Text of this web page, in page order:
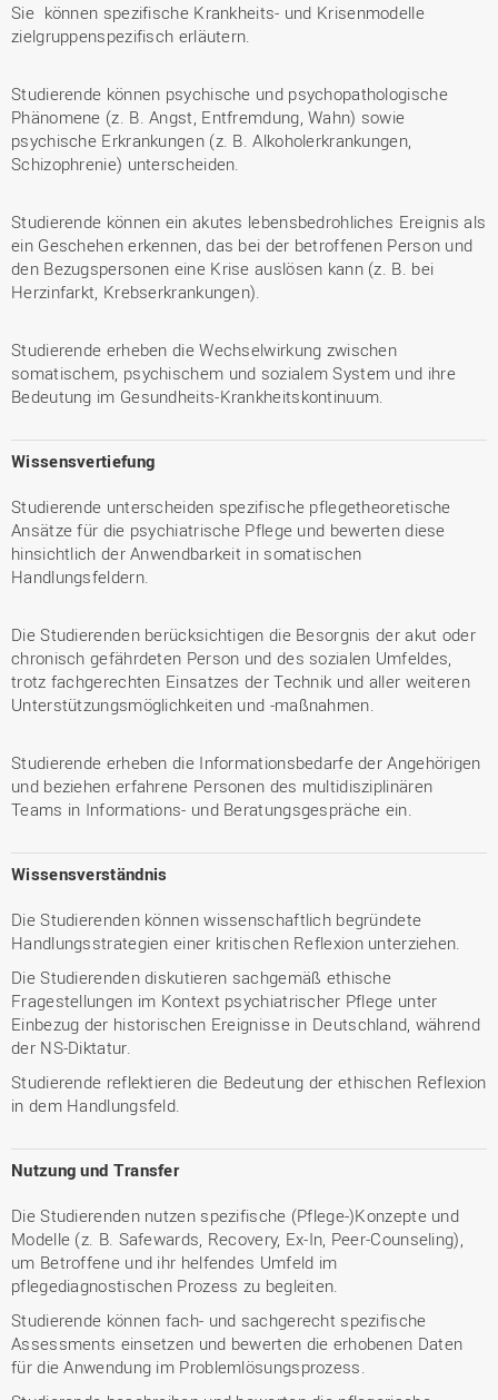
Sie können spezifische Krankheits- und Krisenmodelle
zielgruppenspezifisch erläutern.
Studierende können psychische und psychopathologische
Phänomene (z. B. Angst, Entfremdung, Wahn) sowie
psychische Erkrankungen (z. B. Alkoholerkrankungen,
Schizophrenie) unterscheiden.
Studierende können ein akutes lebensbedrohliches Ereignis als
ein Geschehen erkennen, das bei der betroffenen Person und
den Bezugspersonen eine Krise auslösen kann (z. B. bei
Herzinfarkt, Krebserkrankungen).
Studierende erheben die Wechselwirkung zwischen
somatischem, psychischem und sozialem System und ihre
Bedeutung im Gesundheits-Krankheitskontinuum.
Wissensvertiefung
Studierende unterscheiden spezifische pflegetheoretische
Ansätze für die psychiatrische Pflege und bewerten diese
hinsichtlich der Anwendbarkeit in somatischen
Handlungsfeldern.
Die Studierenden berücksichtigen die Besorgnis der akut oder
chronisch gefährdeten Person und des sozialen Umfeldes,
trotz fachgerechten Einsatzes der Technik und aller weiteren
Unterstützungsmöglichkeiten und -maßnahmen.
Studierende erheben die Informationsbedarfe der Angehörigen
und beziehen erfahrene Personen des multidisziplinären
Teams in Informations- und Beratungsgespräche ein.
Wissensverständnis
Die Studierenden können wissenschaftlich begründete
Handlungsstrategien einer kritischen Reflexion unterziehen.
Die Studierenden diskutieren sachgemäß ethische
Fragestellungen im Kontext psychiatrischer Pflege unter
Einbezug der historischen Ereignisse in Deutschland, während
der NS-Diktatur.
Studierende reflektieren die Bedeutung der ethischen Reflexion
in dem Handlungsfeld.
Nutzung und Transfer
Die Studierenden nutzen spezifische (Pflege-)Konzepte und
Modelle (z. B. Safewards, Recovery, Ex-In, Peer-Counseling),
um Betroffene und ihr helfendes Umfeld im
pflegediagnostischen Prozess zu begleiten.
Studierende können fach- und sachgerecht spezifische
Assessments einsetzen und bewerten die erhobenen Daten
für die Anwendung im Problemlösungsprozess.